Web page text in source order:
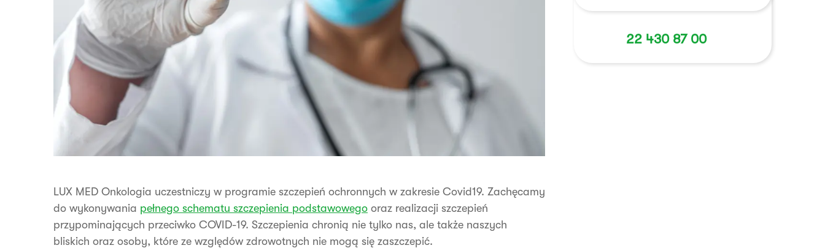
LUX MED Onkologia uczestniczy w programie szczepień ochronnych w zakresie Covid19. Zachęcamy
do wykonywania pełnego schematu szczepienia podstawowego oraz realizacji szczepień
przypominających przeciwko COVID-19. Szczepienia chronią nie tylko nas, ale także naszych
bliskich oraz osoby, które ze względów zdrowotnych nie mogą się zaszczepić.
22 430 87 00